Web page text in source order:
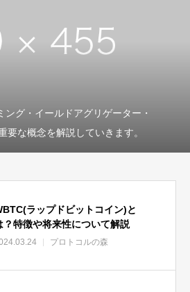
グ・イールドアグリゲーター・
要な概念を解説していきます。
ラップドビットコイン)と
？特徴や将来性について解説
プロトコルの森